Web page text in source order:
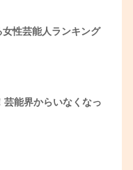
性芸能人ランキング
能界からいなくなっ